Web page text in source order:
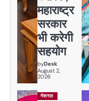
महाराष्ट्र
सरकार
भी करेगी
सहयोग
byDesk
August 2,
2026
नेशनल